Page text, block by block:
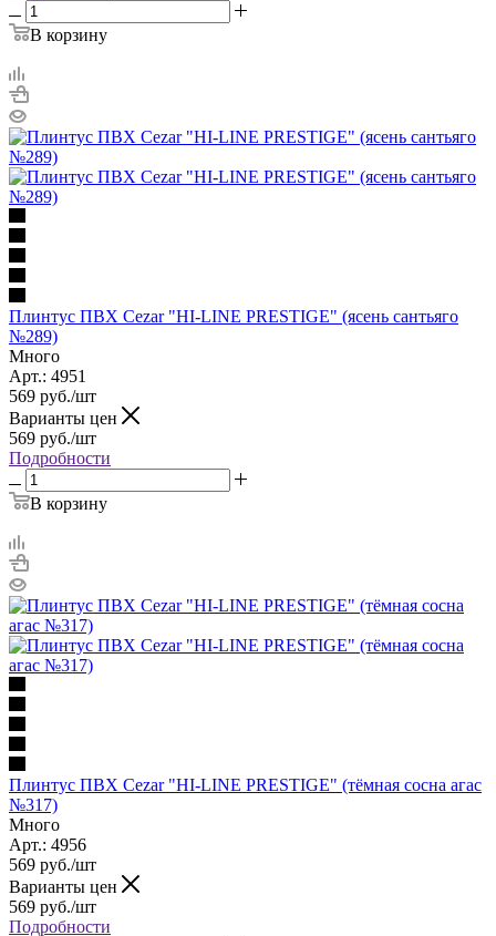
В корзину
Плинтус ПВХ Cezar "HI-LINE PRESTIGE" (ясень сантьяго
№289)
Много
Арт.: 4951
569 руб./шт
Варианты цен
569 руб./шт
Подробности
В корзину
Плинтус ПВХ Cezar "HI-LINE PRESTIGE" (тёмная сосна агас
№317)
Много
Арт.: 4956
569 руб./шт
Варианты цен
569 руб./шт
Подробности